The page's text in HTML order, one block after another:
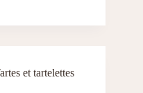
et tartelettes